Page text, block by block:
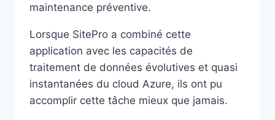
maintenance préventive.
Lorsque SitePro a combiné cette
application avec les capacités de
traitement de données évolutives et quasi
instantanées du cloud Azure, ils ont pu
accomplir cette tâche mieux que jamais.